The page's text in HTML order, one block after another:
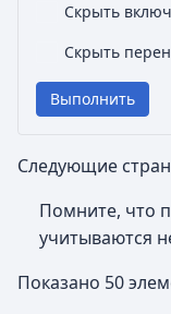
Скрыть
Скрыть
Выполнить
Следующие
Помните, что
учитываются
Показано 50